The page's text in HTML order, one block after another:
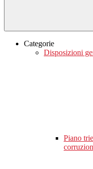
Categorie
Disposizioni
Piano